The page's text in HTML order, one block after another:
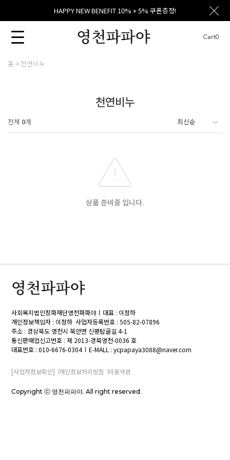
HAPPY NEW BENEFIT 10% + 5% 쿠폰증정!
Cart0
홈 천연비누
천연비누
전체 0개
상품 준비중 입니다.
사회복지법인창파재단영천파파야
대표 : 이정하
개인정보책임자 : 이정하 사업자등록번호 : 505-82-07896
주소 : 경상북도 영천시 북안면 신평탑골길 4-1
통신판매업신고번호 : 제 2013-경북영천-0036 호
대표번호 : 010-6676-0304
E-MALL : ycpapaya3088@naver.com
[사업자정보확인] 개인정보처리방침 이용약관
Copyright ⓒ 영천파파야. All right reserved.